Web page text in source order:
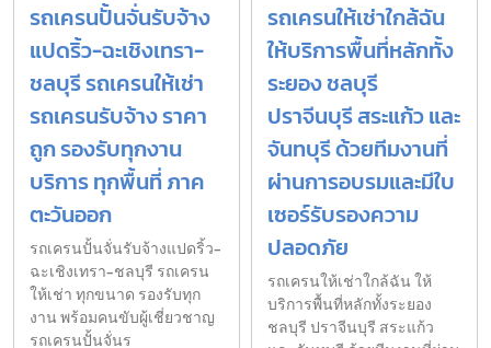
รถเครนปั้นจั่นรับจ้าง
แปดริ้ว-ฉะเชิงเทรา-
ชลบุรี รถเครนให้เช่า
รถเครนรับจ้าง ราคา
ถูก รองรับทุกงาน
บริการ ทุกพื้นที่ ภาค
ตะวันออก
รถเครนปั้นจั่นรับจ้างแปดริ้ว-
ฉะเชิงเทรา-ชลบุรี รถเครน
ให้เช่า ทุกขนาด รองรับทุก
งาน พร้อมคนขับผู้เชี่ยวชาญ
รถเครนปั้นจั่นร
รถเครนให้เช่าใกล้ฉัน
ให้บริการพื้นที่หลักทั้ง
ระยอง ชลบุรี
ปราจีนบุรี สระแก้ว และ
จันทบุรี ด้วยทีมงานที่
ผ่านการอบรมและมีใบ
เซอร์รับรองความ
ปลอดภัย
รถเครนให้เช่าใกล้ฉัน ให้
บริการพื้นที่หลักทั้งระยอง
ชลบุรี ปราจีนบุรี สระแก้ว